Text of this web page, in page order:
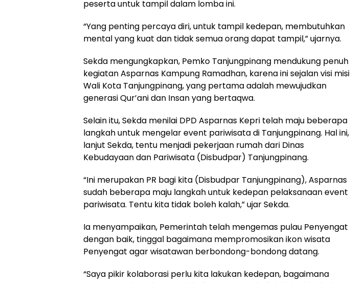
peserta untuk tampil dalam lomba ini.
“Yang penting percaya diri, untuk tampil kedepan, membutuhkan
mental yang kuat dan tidak semua orang dapat tampil,” ujarnya.
Sekda mengungkapkan, Pemko Tanjungpinang mendukung penuh
kegiatan Asparnas Kampung Ramadhan, karena ini sejalan visi misi
Wali Kota Tanjungpinang, yang pertama adalah mewujudkan
generasi Qur’ani dan Insan yang bertaqwa.
Selain itu, Sekda menilai DPD Asparnas Kepri telah maju beberapa
langkah untuk mengelar event pariwisata di Tanjungpinang. Hal ini,
lanjut Sekda, tentu menjadi pekerjaan rumah dari Dinas
Kebudayaan dan Pariwisata (Disbudpar) Tanjungpinang.
“Ini merupakan PR bagi kita (Disbudpar Tanjungpinang), Asparnas
sudah beberapa maju langkah untuk kedepan pelaksanaan event
pariwisata. Tentu kita tidak boleh kalah,” ujar Sekda.
Ia menyampaikan, Pemerintah telah mengemas pulau Penyengat
dengan baik, tinggal bagaimana mempromosikan ikon wisata
Penyengat agar wisatawan berbondong-bondong datang.
“Saya pikir kolaborasi perlu kita lakukan kedepan, bagaimana